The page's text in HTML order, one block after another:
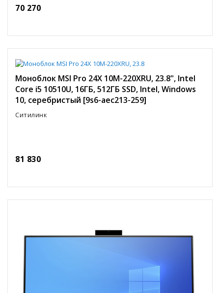
70 270
Моноблок MSI Pro 24X 10M-220XRU, 23.8", Intel
Core i5 10510U, 16ГБ, 512ГБ SSD, Intel, Windows
10, серебристый [9s6-aec213-259]
Ситилинк
81 830